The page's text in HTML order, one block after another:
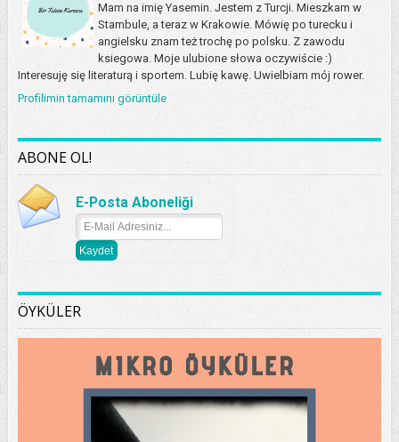
Mam na imię Yasemin. Jestem z Turcji. Mieszkam w
Stambule, a teraz w Krakowie. Mówię po turecku i
angielsku znam też trochę po polsku. Z zawodu
ksiegowa. Moje ulubione słowa oczywiście :)
Interesuję się literaturą i sportem. Lubię kawę. Uwielbiam mój rower.
Profilimin tamamını görüntüle
ABONE OL!
E-Posta Aboneliği
ÖYKÜLER